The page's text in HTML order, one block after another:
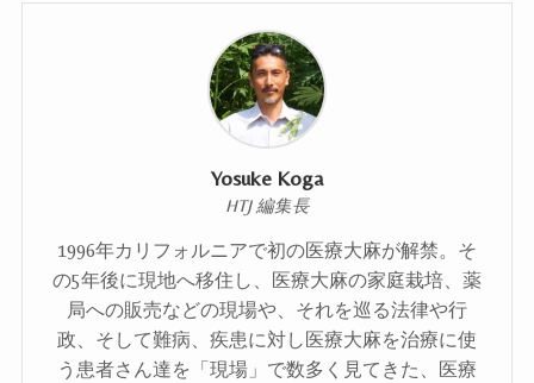
Yosuke Koga
HTJ 編集長
1996年カリフォルニアで初の医療大麻が解禁。そ
の5年後に現地へ移住し、医療大麻の家庭栽培、薬
局への販売などの現場や、それを巡る法律や行
政、そして難病、疾患に対し医療大麻を治療に使
う患者さん達を「現場」で数多く見てきた、医療